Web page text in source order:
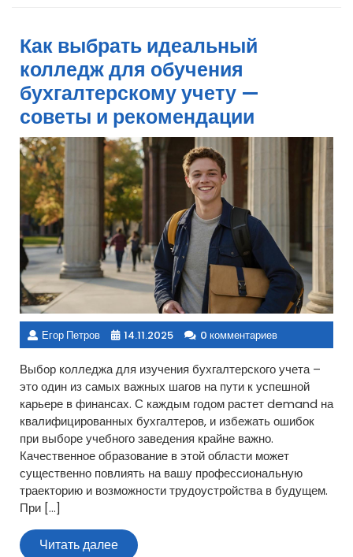
Как выбрать идеальный
колледж для обучения
бухгалтерскому учету —
советы и рекомендации
Егор Петров 14.11.2025 0 комментариев
Выбор колледжа для изучения бухгалтерского учета –
это один из самых важных шагов на пути к успешной
карьере в финансах. С каждым годом растет demand на
квалифицированных бухгалтеров, и избежать ошибок
при выборе учебного заведения крайне важно.
Качественное образование в этой области может
существенно повлиять на вашу профессиональную
траекторию и возможности трудоустройства в будущем.
При […]
Читать далееЧитать